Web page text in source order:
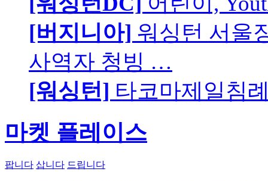
[버지니아] 워싱턴 서울
사역자 청빙 …
[워싱턴] 타코마제일침
마켓 플레이스
팝니다 삽니다 드립니다